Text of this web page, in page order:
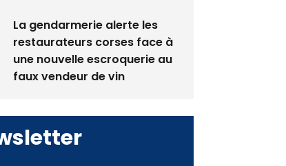
les restaurants
La gendarmerie alerte les
restaurateurs corses face à